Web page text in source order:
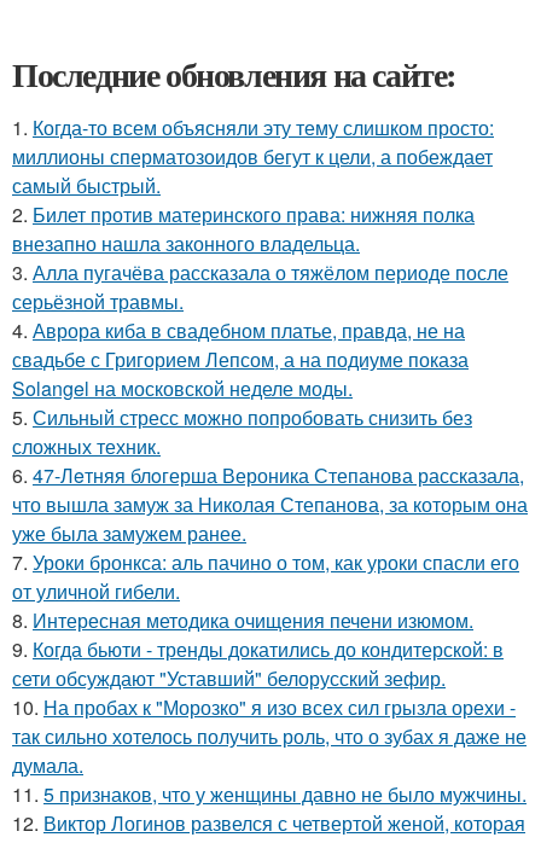
Последние обновления на сайте:
1. Когда-то всем объясняли эту тему слишком просто:
миллионы сперматозоидов бегут к цели, а побеждает
самый быстрый.
2. Билет против материнского права: нижняя полка
внезапно нашла законного владельца.
3. Алла пугачёва рассказала о тяжёлом периоде после
серьёзной травмы.
4. Аврора киба в свадебном платье, правда, не на
свадьбе с Григорием Лепсом, а на подиуме показа
Solangel на московской неделе моды.
5. Сильный стресс можно попробовать снизить без
сложных техник.
6. 47-Лeтняя блoгерша Вероника Степанова рассказала,
что вышла замуж за Николая Степанова, за которым она
уже была замужем ранее.
7. Уроки бронкса: аль пачино о том, как уроки спасли его
от уличной гибели.
8. Интересная методика очищения печени изюмом.
9. Когда бьюти - тренды докатились до кондитерской: в
сети обсуждают "Уставший" белорусский зефир.
10. На пробах к "Морозко" я изо всех сил грызла орехи -
так сильно хотелось получить роль, что о зубах я даже не
думала.
11. 5 признаков, что у женщины давно не было мужчины.
12. Виктор Логинов развелся с четвертой женой, которая